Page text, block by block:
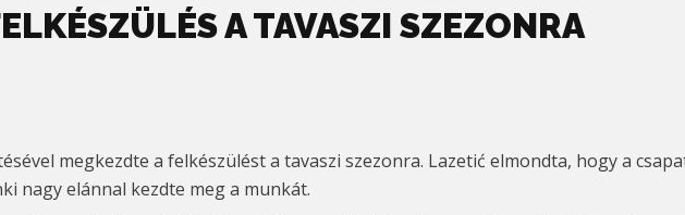
A TAVASZI SZEZONRA
megkezdte a felkészülést a tavaszi szezonra. Lazetić elmondta, hogy a
nagy elánnal kezdte meg a munkát.